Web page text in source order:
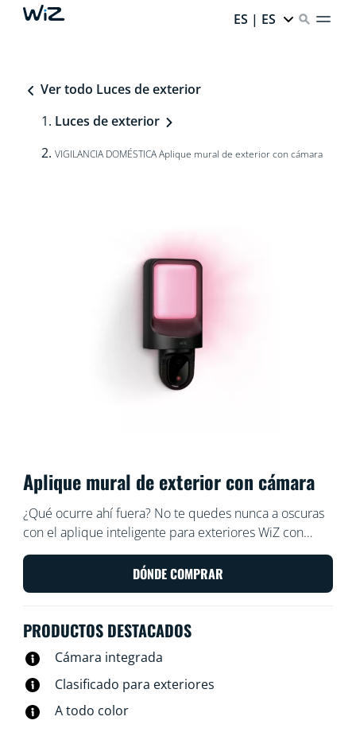
ES | ES
Ver todo Luces de exterior
Luces de exterior
VIGILANCIA DOMÉSTICA Aplique mural de exterior con cámara
Aplique mural de exterior con cámara
¿Qué ocurre ahí fuera? No te quedes nunca a oscuras
con el aplique inteligente para exteriores WiZ con
cámara de seguridad integrada. La luz de nuestra
cámara resistente a la intemperie se enciende cuando
detecta movimiento, sorprendiendo a posibles
cuando cae la noche.
DÓNDE COMPRAR
PRODUCTOS DESTACADOS
Cámara integrada
Clasificado para exteriores
A todo color